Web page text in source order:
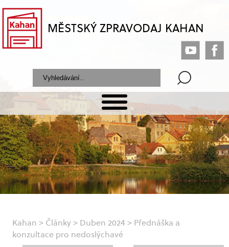
MĚSTSKÝ ZPRAVODAJ KAHAN
Kahan > Články> Duben 2024 > Přednáška a
konzultace pro nedoslýchavé